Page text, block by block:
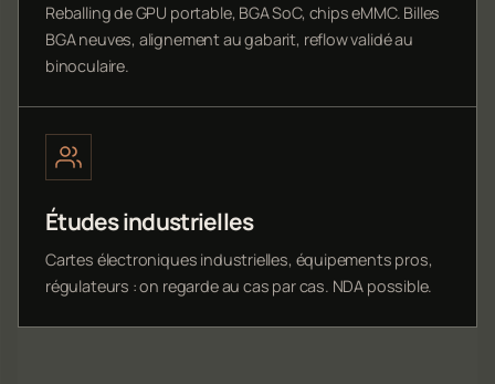
Reballing de GPU portable, BGA SoC, chips eMMC. Billes
BGA neuves, alignement au gabarit, reflow validé au
binoculaire.
Études industrielles
Cartes électroniques industrielles, équipements pros,
régulateurs : on regarde au cas par cas. NDA possible.